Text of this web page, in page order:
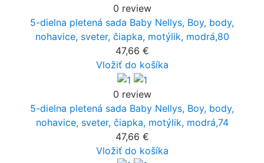
0 review
5-dielna pletená sada Baby Nellys, Boy, body,
nohavice, sveter, čiapka, motýlik, modrá,80
47,66 €
Vložiť do košíka
0 review
5-dielna pletená sada Baby Nellys, Boy, body,
nohavice, sveter, čiapka, motýlik, modrá,74
47,66 €
Vložiť do košíka